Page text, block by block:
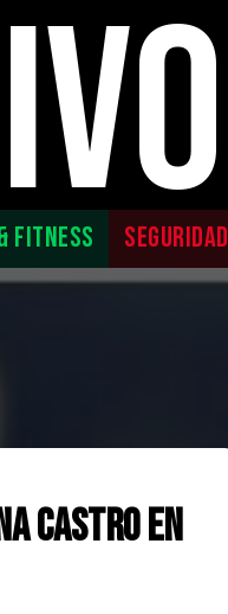
FITNESS SEGURIDAD
Castro en